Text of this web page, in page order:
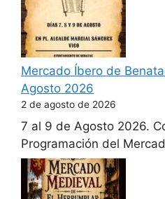
Mercado Íbero de
Agosto 2026
2 de agosto de 2026
7 al 9 de Agosto 2026.
Programación del